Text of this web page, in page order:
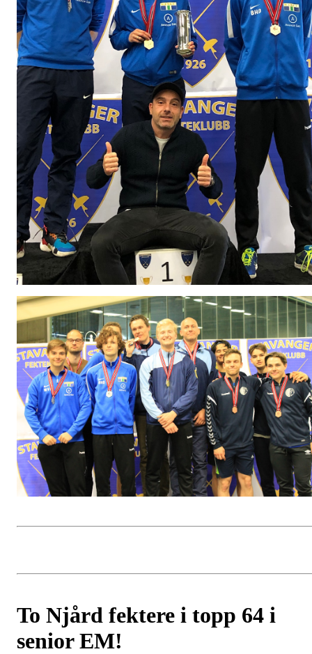
To Njård fektere i topp 64 i
senior EM!